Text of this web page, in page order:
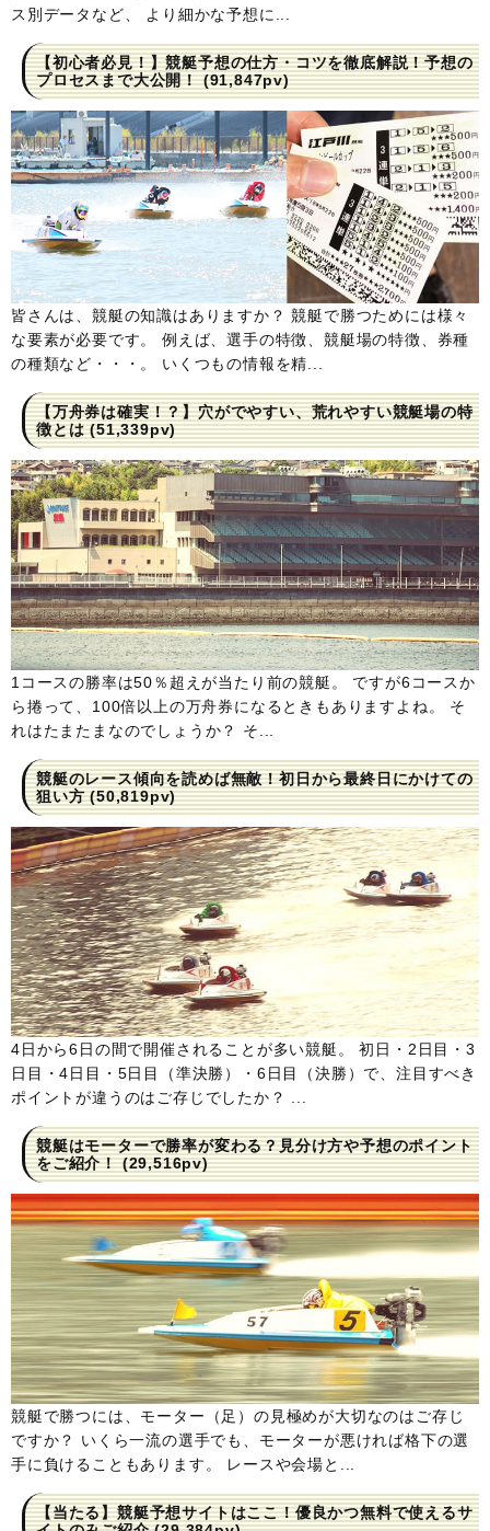
ス別データなど、 より細かな予想に...
【初心者必見！】競艇予想の仕方・コツを徹底解説！予想の
プロセスまで大公開！(91,847pv)
皆さんは、競艇の知識はありますか？ 競艇で勝つためには様々
な要素が必要です。 例えば、選手の特徴、競艇場の特徴、券種
の種類など・・・。 いくつもの情報を精...
【万舟券は確実！？】穴がでやすい、荒れやすい競艇場の特
徴とは(51,339pv)
1コースの勝率は50％超えが当たり前の競艇。 ですが6コースか
ら捲って、100倍以上の万舟券になるときもありますよね。 そ
れはたまたまなのでしょうか？ そ...
競艇のレース傾向を読めば無敵！初日から最終日にかけての
狙い方(50,819pv)
4日から6日の間で開催されることが多い競艇。 初日・2日目・3
日目・4日目・5日目（準決勝）・6日目（決勝）で、注目すべき
ポイントが違うのはご存じでしたか？ ...
競艇はモーターで勝率が変わる？見分け方や予想のポイント
をご紹介！(29,516pv)
競艇で勝つには、モーター（足）の見極めが大切なのはご存じ
ですか？ いくら一流の選手でも、モーターが悪ければ格下の選
手に負けることもあります。 レースや会場と...
【当たる】競艇予想サイトはここ！優良かつ無料で使えるサ